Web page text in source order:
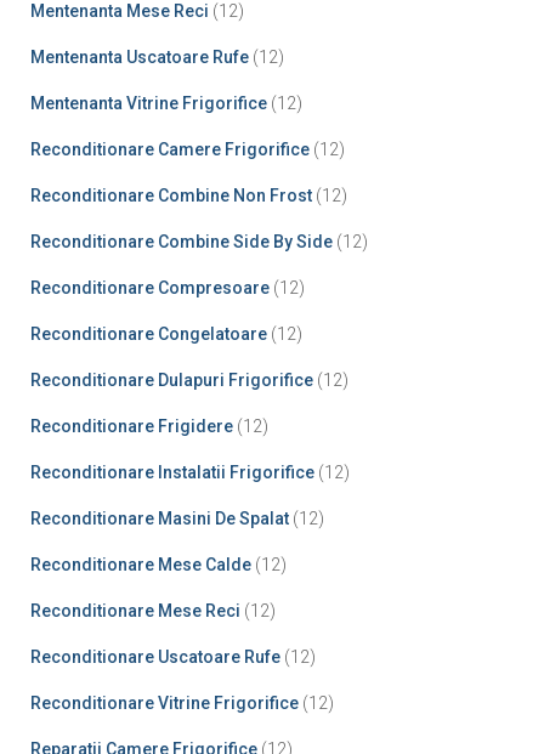
Mentenanta Mese Reci (12)
Mentenanta Uscatoare Rufe (12)
Mentenanta Vitrine Frigorifice (12)
Reconditionare Camere Frigorifice (12)
Reconditionare Combine Non Frost (12)
Reconditionare Combine Side By Side (12)
Reconditionare Compresoare (12)
Reconditionare Congelatoare (12)
Reconditionare Dulapuri Frigorifice (12)
Reconditionare Frigidere (12)
Reconditionare Instalatii Frigorifice (12)
Reconditionare Masini De Spalat (12)
Reconditionare Mese Calde (12)
Reconditionare Mese Reci (12)
Reconditionare Uscatoare Rufe (12)
Reconditionare Vitrine Frigorifice (12)
Reparatii Camere Frigorifice (12)